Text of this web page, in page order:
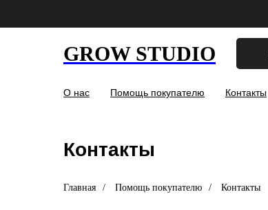
GROW STUDIO
О нас Помощь покупателю Контакты
Контакты
Главная / Помощь покупателю / Контакты